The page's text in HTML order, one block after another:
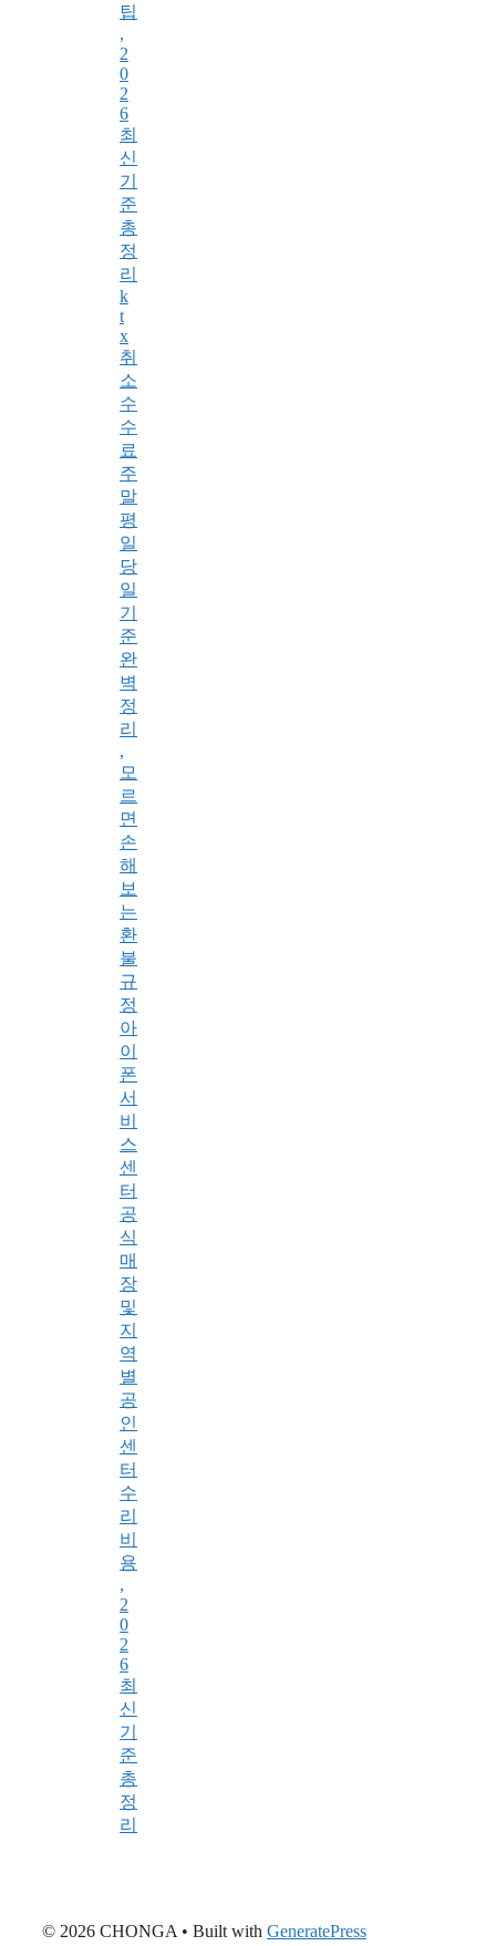
팁
,
2
0
2
6
최
신
기
준
총
정
리
k
t
x
취
소
수
수
료
주
말
평
일
당
일
기
준
완
벽
정
리
,
모
르
면
손
해
보
는
환
불
규
정
아
이
폰
서
비
스
센
터
공
식
매
장
및
지
역
별
공
인
센
터
수
리
비
용
,
2
0
2
6
최
신
기
준
총
정
리
© 2026 CHONGA • Built with GeneratePress